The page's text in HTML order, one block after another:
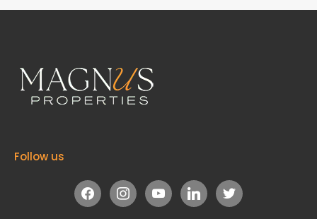
Follow us
facebookinstagramyoutubelinkedintwitter